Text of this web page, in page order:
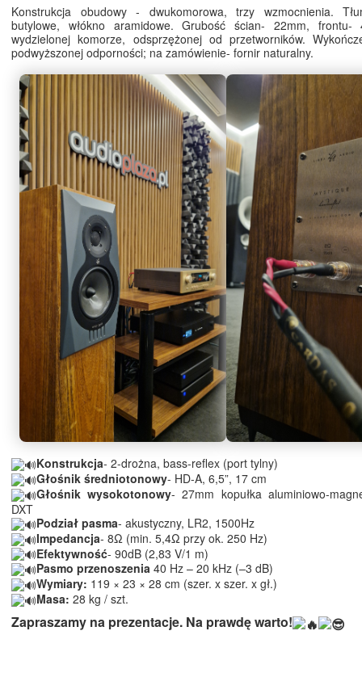
Konstrukcja obudowy - dwukomorowa, trzy wzmocnienia.
butylowe, włókno aramidowe. Grubość ścian- 22mm,
wydzielonej komorze, odsprzężonej od przetworników.
podwyższonej odporności; na zamówienie- fornir naturalny.
Konstrukcja- 2-drożna, bass-reflex (port tylny)
Głośnik średniotonowy- HD-A, 6,5”, 17 cm
Głośnik wysokotonowy- 27mm kopułka aluminiowo-
DXT
Podział pasma- akustyczny, LR2, 1500Hz
Impedancja- 8Ω (min. 5,4Ω przy ok. 250 Hz)
Efektywność- 90dB (2,83 V/1 m)
Pasmo przenoszenia 40 Hz – 20 kHz (–3 dB)
Wymiary: 119 × 23 × 28 cm (szer. x szer. x gł.)
Masa: 28 kg / szt.
Zapraszamy na prezentacje. Na prawdę warto!